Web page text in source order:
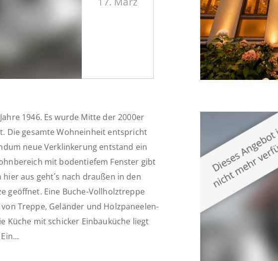
1946. Es wurde Mitte der 2000er
Die gesamte Wohneinheit entspricht
neue Verklinkerung entstand ein
mit bodentiefem Fenster gibt
aus geht´s nach draußen in den
geöffnet. Eine Buche-Vollholztreppe
Treppe, Geländer und Holzpaneelen-
Küche mit schicker Einbauküche liegt